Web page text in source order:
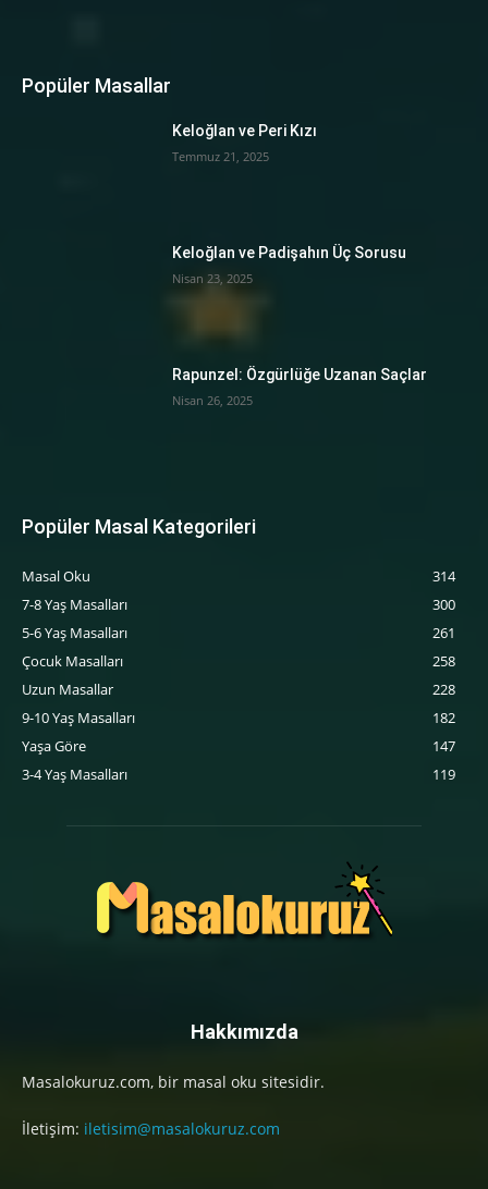
Popüler Masallar
Keloğlan ve Peri Kızı
Temmuz 21, 2025
Keloğlan ve Padişahın Üç Sorusu
Nisan 23, 2025
Rapunzel: Özgürlüğe Uzanan Saçlar
Nisan 26, 2025
Popüler Masal Kategorileri
Masal Oku
314
7-8 Yaş Masalları
300
5-6 Yaş Masalları
261
‍Çocuk Masalları
258
Uzun Masallar
228
9-10 Yaş Masalları
182
Yaşa Göre
147
3-4 Yaş Masalları
119
Hakkımızda
Masalokuruz.com, bir masal oku sitesidir.
İletişim: iletisim@masalokuruz.com